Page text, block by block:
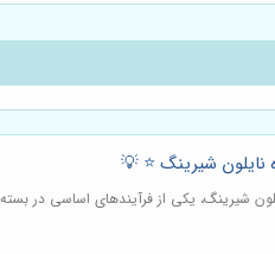
نایلون شیرینگ ⭐️ 💡
شیرینگ، یکی از فرآیندهای اساسی در